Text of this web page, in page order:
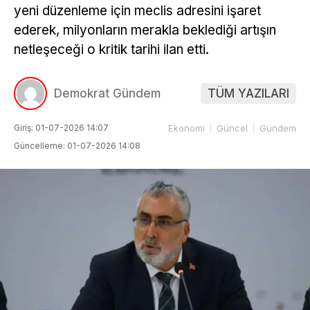
yeni düzenleme için meclis adresini işaret
ederek, milyonların merakla beklediği artışın
netleşeceği o kritik tarihi ilan etti.
Demokrat Gündem TÜM YAZILARI
Giriş: 01-07-2026 14:07
Güncelleme: 01-07-2026 14:08
Ekonomi Güncel Gündem